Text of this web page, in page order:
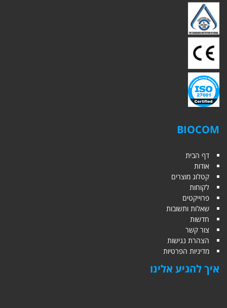
BIOCOM
דף הבית
אודות
קטלוג מוצרים
לקוחות
פרוייקטים
שאלות ותשובות
חדשות
צור קשר
הצהרת נגישות
מדיניות הפרטיות
איך להגיע אלינו